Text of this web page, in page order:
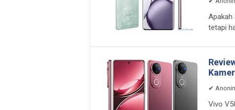
Apakah
tetapi
✔
Vivo